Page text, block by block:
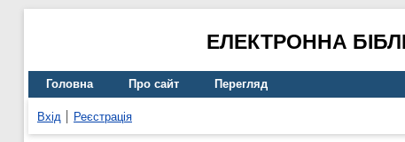
ЕЛЕКТРОННА
Головна Про сайт Перегляд
Вхід Реєстрація